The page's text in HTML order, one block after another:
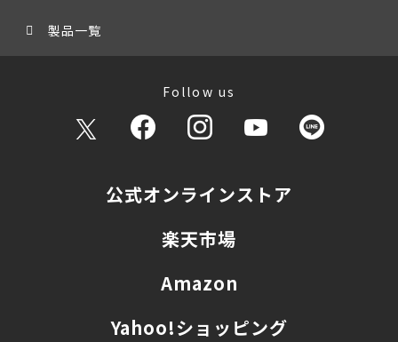
製品一覧
Follow us
公式オンラインストア
楽天市場
Amazon
Yahoo!ショッピング